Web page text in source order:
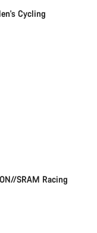
Cycling
SRAM Racing